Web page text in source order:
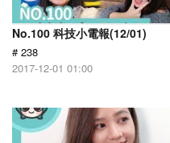
No.100 科技小電報(12/01)
# 238
2017-12-01 01:00